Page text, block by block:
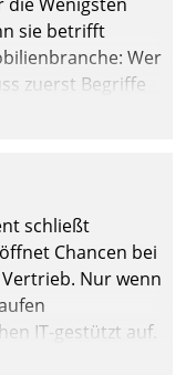
sie betrifft
Wer
zuerst Begriffe
Optimierung:
automatisierte
erwarten: Allein
ist es nicht
Unternehmen
zu hinterfragen
schließt
Chancen bei
Nur wenn
IT-gestützt auf.